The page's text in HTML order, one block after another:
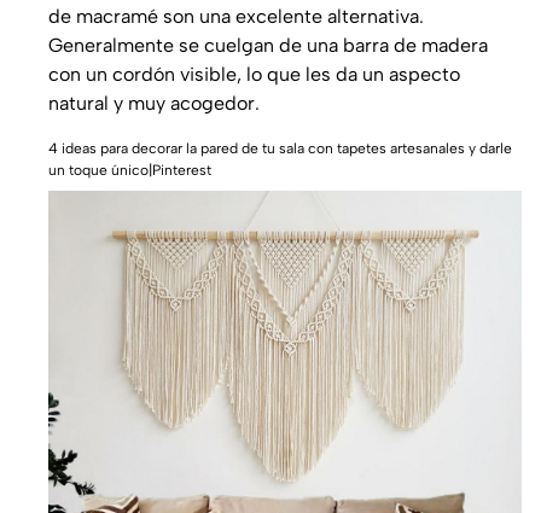
de macramé son una excelente alternativa.
Generalmente se cuelgan de una barra de madera
con un cordón visible, lo que les da un aspecto
natural y muy acogedor.
4 ideas para decorar la pared de tu sala con tapetes artesanales y darle
un toque único|Pinterest